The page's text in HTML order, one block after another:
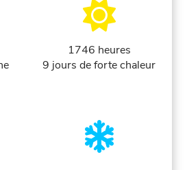
1746 heures
9 jours de forte chaleur